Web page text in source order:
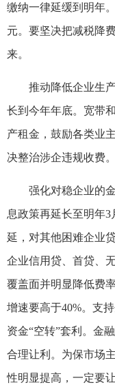
缴纳一律延缓到明年
元。要坚决把减税降
来。
推动降低企业生
长到今年年底。宽带
产租金，鼓励各类业
决整治涉企违规收费。
强化对稳企业的
息政策再延长至明年
延，对其他困难企业
企业信用贷、首贷、
覆盖面并明显降低费
增速要高于40%。支
资金“空转”套利。金
合理让利。为保市场
性明显提高，一定要